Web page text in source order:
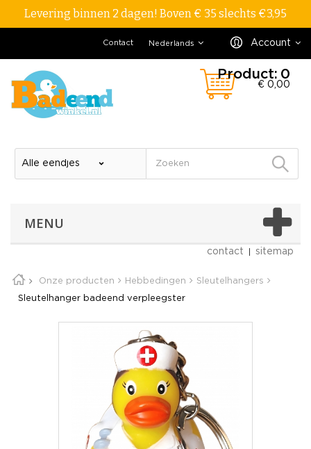
Levering binnen 2 dagen! Boven € 35 slechts €3,95
Account
Nederlands
Contact
Product: 0
€ 0,00
MENU
contact sitemap
Onze producten Hebbedingen Sleutelhangers
Sleutelhanger badeend verpleegster